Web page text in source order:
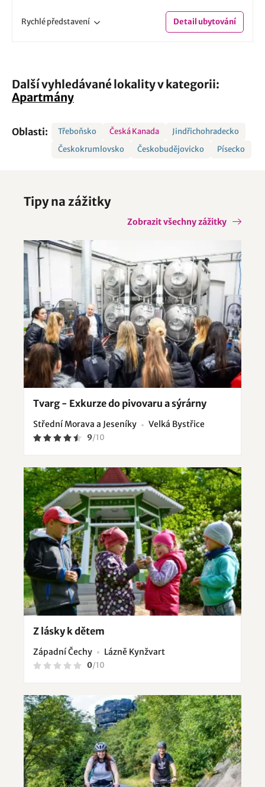
Rychlépředstavení Detailubytování
Další vyhledávané lokality v kategorii:
Apartmány
Oblasti: Třeboňsko Česká Kanada
Jindřichohradecko
Českokrumlovsko
Českobudějovicko Písecko
Tipy na zážitky
Zobrazit všechny zážitky
Tvarg - Exkurze do pivovaru a sýrárny
Střední Morava a Jeseníky Velká Bystřice
9/10
Z lásky k dětem
Západní Čechy Lázně Kynžvart
0/10